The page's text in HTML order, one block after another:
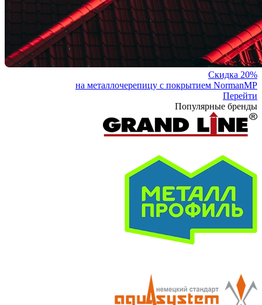
Скидка 20%
на металлочерепицу с покрытием NormanMP
Перейти
Популярные бренды